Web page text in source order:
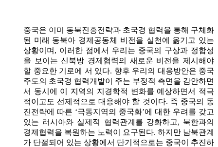
중국은 이미 동북진흥전략과 초국경 협력을 통해 구체화
된 미래 동북아 경제공동체 비전을 실천에 옮기고 있는
상황이며, 이러한 점에서 우리는 중국의 구상과 정합성
을 보이는 신북방 경제협력의 새로운 비전을 제시해야
할 중요한 기로에 서 있다. 향후 우리의 대응방안은 중국
주도의 초국경 협력개발이 주는 부정적 측면을 감안하면
서 동시에 이 지역의 지경학적 변화를 예상하면서 적극
적이고도 선제적으로 대응해야 할 것이다. 즉 중국의 동
진전략에 따른 ‘극동지역의 중국화’에 대한 우려를 갖고
있는 러시아와 실제적 협력관계를 강화하고, 북한과의
경제협력을 복원하는 노력이 요구된다. 하지만 남북관계
가 단절되어 있는 상황에서 단기적으로는 중국이 추진하